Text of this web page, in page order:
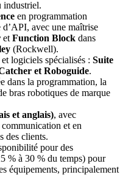
industriel.
en programmation
avec une maîtrise
et Function Block dans
(Rockwell).
logiciels spécialisés : Suite
et Roboguide.
dans la programmation, la
bras robotiques de marque
et anglais), avec
et en
des clients.
pour des
% à 30 % du temps) pour
équipements, principalement